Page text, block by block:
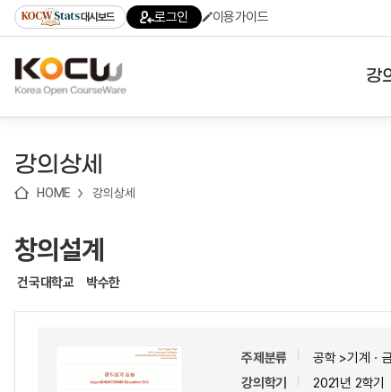
기
기
기
content)
가
대시보드 로그인 이용가이드
강
강의상세
HOME 강의상세
창의설계
건국대학교 박수한
주제분류
공학 >기계ㆍ
강의학기
2021년 2학기